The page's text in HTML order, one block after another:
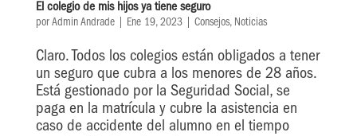
El colegio de mis hijos ya tiene seguro
por Admin Andrade| Ene 19, 2023| Consejos, Noticias
Claro. Todos los colegios están obligados a tener
un seguro que cubra a los menores de 28 años.
Está gestionado por la Seguridad Social, se
paga en la matrícula y cubre la asistencia en
caso de accidente del alumno en el tiempo